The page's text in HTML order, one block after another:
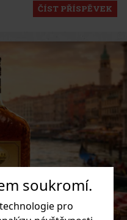
soukromí.
pro
ČÍST PŘÍSPĚVEK